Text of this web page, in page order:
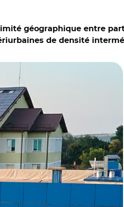
géographique entre
de densité